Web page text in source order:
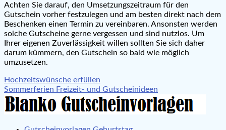
Achten Sie darauf, den Umsetzungszeitraum für den
Gutschein vorher festzulegen und am besten direkt nach dem
Beschenken einen Termin zu vereinbaren. Ansonsten werden
solche Gutscheine gerne vergessen und sind nutzlos. Um
Ihrer eigenen Zuverlässigkeit willen sollten Sie sich daher
darum kümmern, den Gutschein so bald wie möglich
umzusetzen.
Beitragsnavigation
Hochzeitswünsche erfüllen
Sommerferien Freizeit- und Gutscheinideen